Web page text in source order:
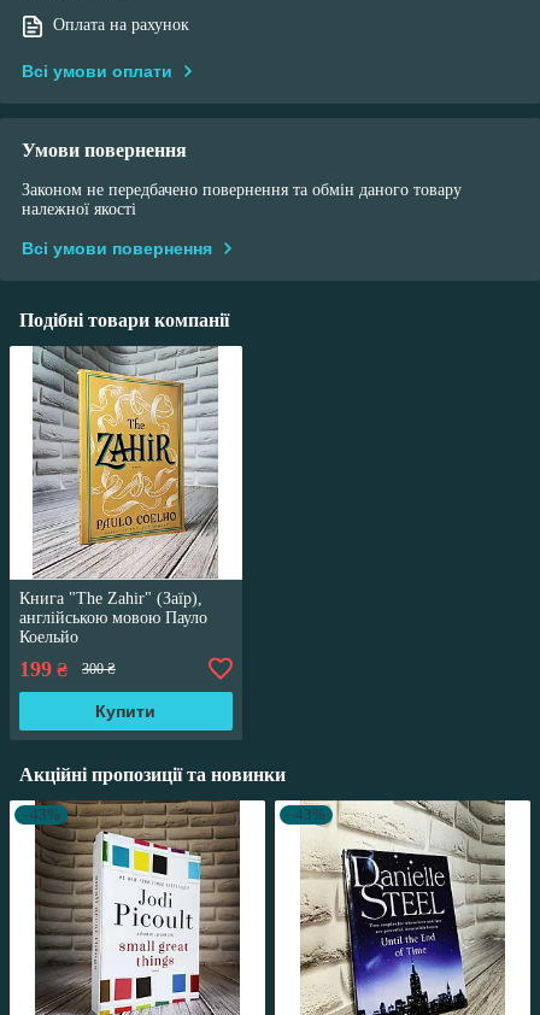
Оплата на рахунок
Всі умови оплати
Умови повернення
Законом не передбачено повернення та обмін даного товару
належної якості
Всі умови повернення
Подібні товари компанії
Книга "The Zahir" (Заїр),
англійською мовою Пауло
Коельйо
199 ₴ 300 ₴
Купити
Акційні пропозиції та новинки
–43% –43%